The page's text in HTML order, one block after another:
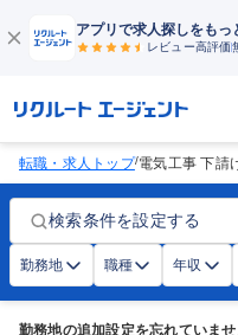
アプリで求人探しをもっ
レビュー高評価
転職・求人トップ/電気工事 下請
検索条件を設定する
勤務地 職種 年収
勤務地の追加設定を忘れていませ